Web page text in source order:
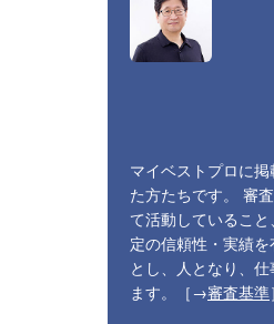
マイベストプロに
た方たちです。 審
て活動しているこ
定の信頼性・実績
とし、人となり、
ます。［→審査基準］